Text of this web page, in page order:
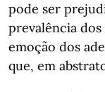
pode ser
prevalência
emoção dos
que, em